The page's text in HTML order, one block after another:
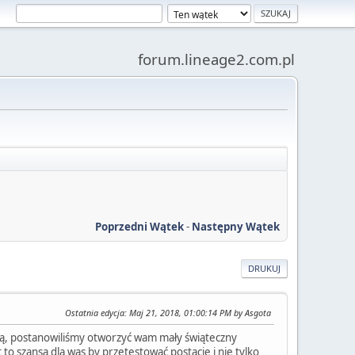
forum.lineage2.com.pl
Poprzedni Wątek- Następny Wątek
DRUKUJ
Ostatnia edycja: Maj 21, 2018, 01:00:14 PM by Asgota
postanowiliśmy otworzyć wam mały świąteczny
szansa dla was by przetestować postacie i nie tylko